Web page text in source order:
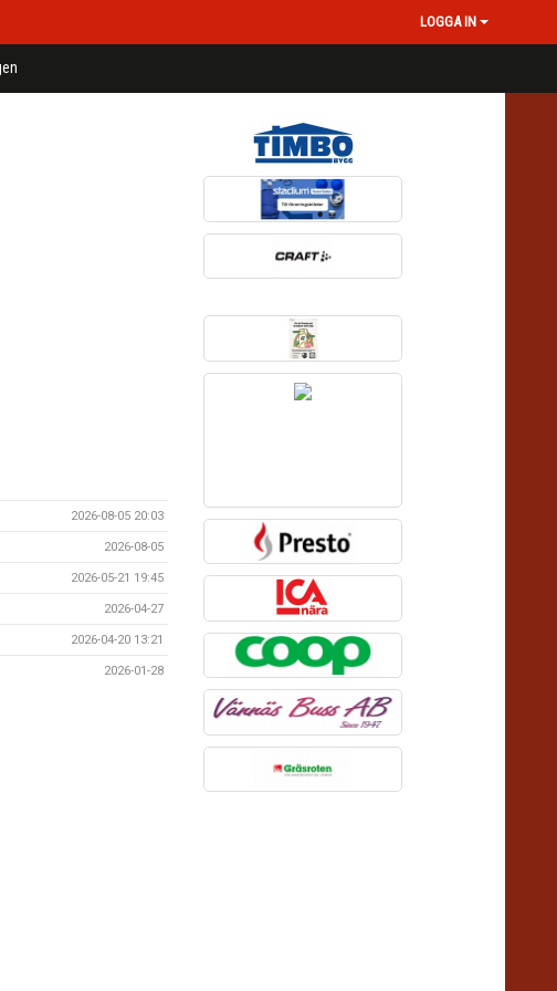
LOGGA IN
2026-08-05 20:03
2026-08-05
2026-05-21 19:45
2026-04-27
2026-04-20 13:21
2026-01-28